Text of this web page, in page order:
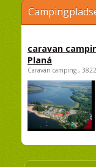
caravan
Planá
Caravan camping ,